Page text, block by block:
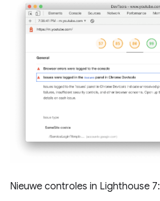
Nieuwe controles in Lighthouse 7: